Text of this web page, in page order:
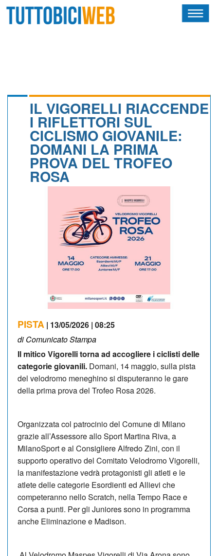
CALENDARIO
ALBI D'ORO
IL VIGORELLI RIACCENDE
I RIFLETTORI SUL
CICLISMO GIOVANILE:
DOMANI LA PRIMA
PROVA DEL TROFEO
ROSA
PISTA | 13/05/2026 | 08:25
di Comunicato Stampa
Il mitico Vigorelli torna ad accogliere i ciclisti delle
categorie giovanili. Domani, 14 maggio, sulla pista
del velodromo meneghino si disputeranno le gare
della prima prova del Trofeo Rosa 2026.
Organizzata col patrocinio del Comune di Milano
grazie all’Assessore allo Sport Martina Riva, a
MilanoSport e al Consigliere Alfredo Zini, con il
supporto operativo del Comitato Velodromo Vigorelli,
la manifestazione vedrà protagonisti gli atleti e le
atlete delle categorie Esordienti ed Allievi che
competeranno nello Scratch, nella Tempo Race e
Corsa a punti. Per gli Juniores sono in programma
anche Eliminazione e Madison.